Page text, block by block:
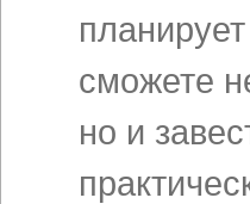
сможете
но и